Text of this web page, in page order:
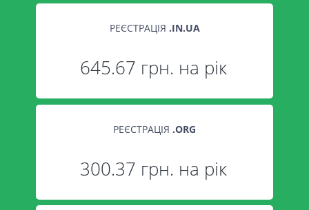
РЕЄСТРАЦІЯ .IN.UA
645.67 грн. на рік
РЕЄСТРАЦІЯ .ORG
300.37 грн. на рік